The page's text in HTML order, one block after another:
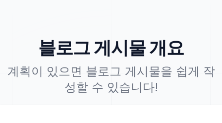
블로그 게시물 개요
계획이 있으면 블로그 게시물을 쉽게 작
성할 수 있습니다!